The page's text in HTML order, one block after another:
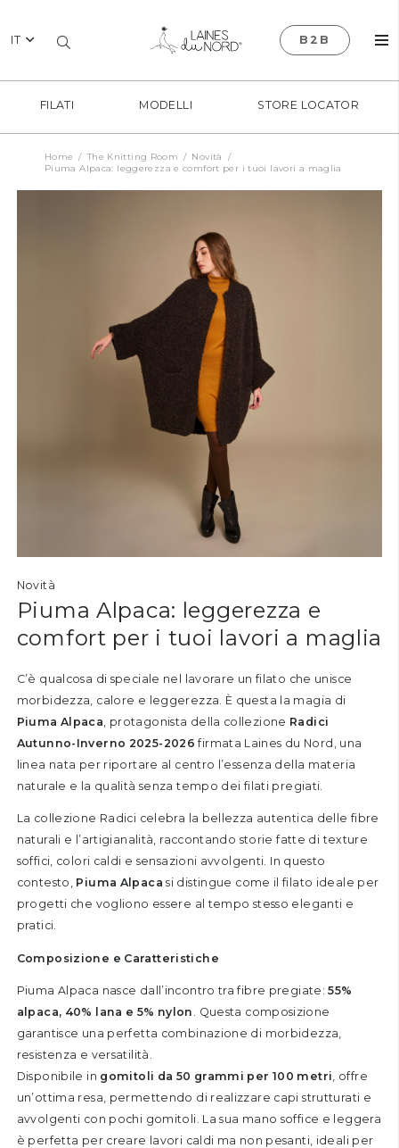
IT B2B
FILATI MODELLI STORE LOCATOR
Home / The Knitting Room / Novità
/
Piuma Alpaca: leggerezza e comfort per i tuoi lavori a maglia
Novità
Piuma Alpaca: leggerezza e
comfort per i tuoi lavori a maglia
C’è qualcosa di speciale nel lavorare un filato che unisce
morbidezza, calore e leggerezza. È questa la magia di
Piuma Alpaca , protagonista della collezione Radici
Autunno-Inverno 2025-2026 firmata Laines du Nord, una
linea nata per riportare al centro l’essenza della materia
naturale e la qualità senza tempo dei filati pregiati.
La collezione Radici celebra la bellezza autentica delle fibre
naturali e l’artigianalità, raccontando storie fatte di texture
soffici, colori caldi e sensazioni avvolgenti. In questo
contesto, Piuma Alpaca si distingue come il filato ideale per
progetti che vogliono essere al tempo stesso eleganti e
pratici.
Composizione e Caratteristiche
Piuma Alpaca nasce dall’incontro tra fibre pregiate:55%
alpaca, 40% lana e 5% nylon
. Questa composizione
garantisce una perfetta combinazione di morbidezza,
resistenza e versatilità.
Disponibile in gomitoli da 50 grammi per 100 metri , offre
un’ottima resa, permettendo di realizzare capi strutturati e
avvolgenti con pochi gomitoli. La sua mano soffice e leggera
è perfetta per creare lavori caldi ma non pesanti, ideali per